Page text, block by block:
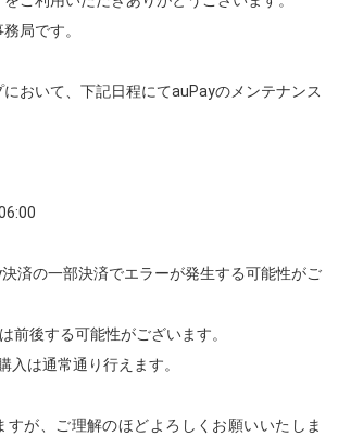
局です。
おいて、下記日程にてauPayのメンテナンス
済の一部決済でエラーが発生する可能性がご
前後する可能性がございます。
入は通常通り行えます。
すが、ご理解のほどよろしくお願いいたしま